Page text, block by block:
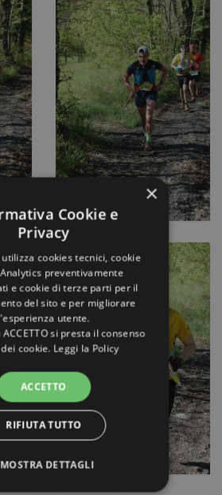
×
Cookie e
Privacy
cookies tecnici, cookie
preventivamente
e cookie di terze parti per il
del sito e per migliorare
utente.
si presta il consenso
cookie. Leggi la Policy
ACCETTO
RIFIUTA TUTTO
MOSTRA DETTAGLI
NECESSARI E